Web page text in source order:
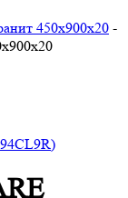
450х900х20 -